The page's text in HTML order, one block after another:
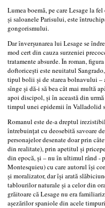
Lumea boemă, pe care Lesage la
şi saloanele Parisului, este
gongorismului.
Dar înverşunarea lui Lesage se
mod cert din cauza surzeniei
tratamente absurde. În roman,
doftoriceşti este neuitatul
tipul bolii şi de starea bolnavului –
sînge şi dă-i să bea cât mai multă
apoi discipol, şi în această din
timpul unei epidemii în Valladolid
Romanul este de-a dreptul
întrebuinţat cu deosebită savoare
personajelor desenate doar prin
din realitate), prin apetitul şi
din epocă, şi – nu în ultimul rând -
Montesquieu) cu care autorul îşi
şi moralizator, dar îşi arată
tablourilor naturale şi a celor din
grăitoare că Lesage nu era
aşezărilor spaniole din acele